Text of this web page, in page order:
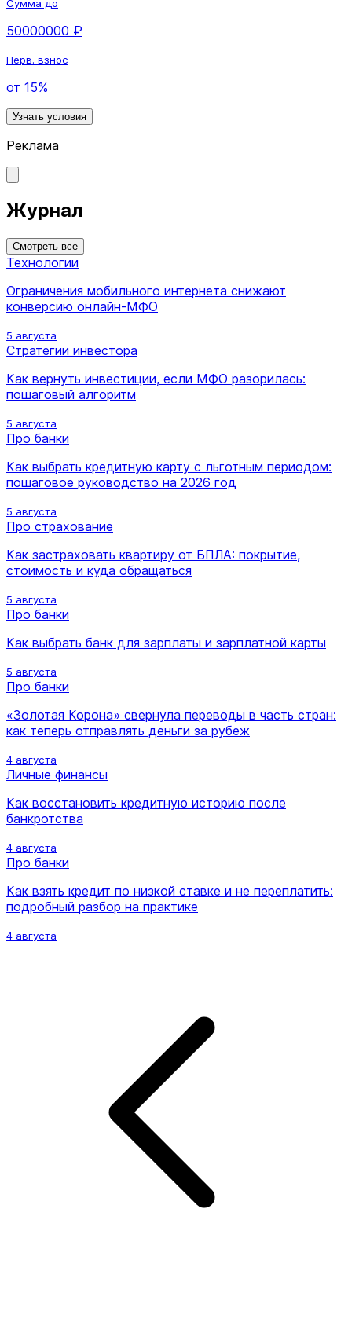
Сумма до
50000000 ₽
Перв. взнос
от 15%
Узнать условия
Реклама
Журнал
Смотреть все
Технологии
Ограничения мобильного интернета снижают
конверсию онлайн-МФО
5 августа
Стратегии инвестора
Как вернуть инвестиции, если МФО разорилась:
пошаговый алгоритм
5 августа
Про банки
Как выбрать кредитную карту с льготным периодом:
пошаговое руководство на 2026 год
5 августа
Про страхование
Как застраховать квартиру от БПЛА: покрытие,
стоимость и куда обращаться
5 августа
Про банки
Как выбрать банк для зарплаты и зарплатной карты
5 августа
Про банки
«Золотая Корона» свернула переводы в часть стран:
как теперь отправлять деньги за рубеж
4 августа
Личные финансы
Как восстановить кредитную историю после
банкротства
4 августа
Про банки
Как взять кредит по низкой ставке и не переплатить:
подробный разбор на практике
4 августа